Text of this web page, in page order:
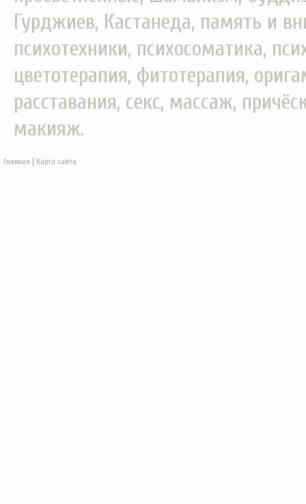
Гурджиев, Кастанеда, память и
психотехники, психосоматика,
цветотерапия, фитотерапия,
расставания, секс, массаж,
макияж.
Главная Карта сайта